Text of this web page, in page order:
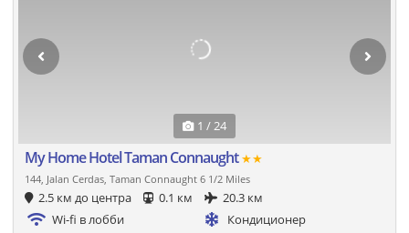
1 / 24
My Home Hotel Taman Connaught★★
144, Jalan Cerdas, Taman Connaught 6 1/2 Miles
2.5 км до центра 0.1 км
20.3 км
Wi-fi в лобби
Кондиционер